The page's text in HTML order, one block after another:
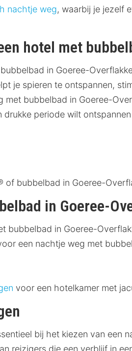
nachtje weg, waarbij je jezelf
hotel met
in Goeree-
je spieren te ontspannen,
met bubbelbad in Goeree-
drukke periode wilt
of bubbelbad in Goeree-
in Goeree-
bubbelbad in Goeree-
een nachtje weg met
voor een hotelkamer met
bij het kiezen van een
reizigers die een verblijf in